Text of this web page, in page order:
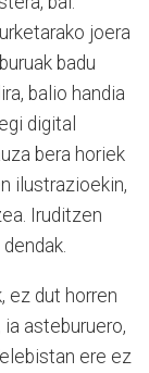
joera
badu
balio handia
digital
bera horiek
ilustrazioekin,
Iruditzen
ez dut horren
asteburuero,
ere ez